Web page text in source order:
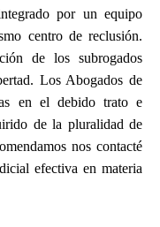
por un equipo
centro de reclusión.
de los subrogados
Los Abogados de
en el debido trato e
de la pluralidad de
nos contacté
efectiva en materia